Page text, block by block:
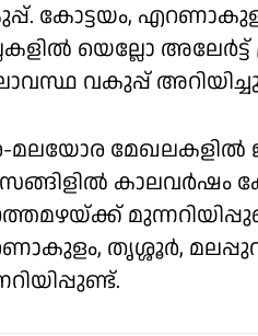
കോട്ടയം,
യെല്ലോ
വകുപ്പ്
മലയോര മേഖലകളിൽ
തൃശ്ശൂർ,